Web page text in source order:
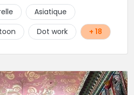
vous pourrez demander
N'hésitez plus une seconde
belle équipe !
Asiatique
Dot work + 18